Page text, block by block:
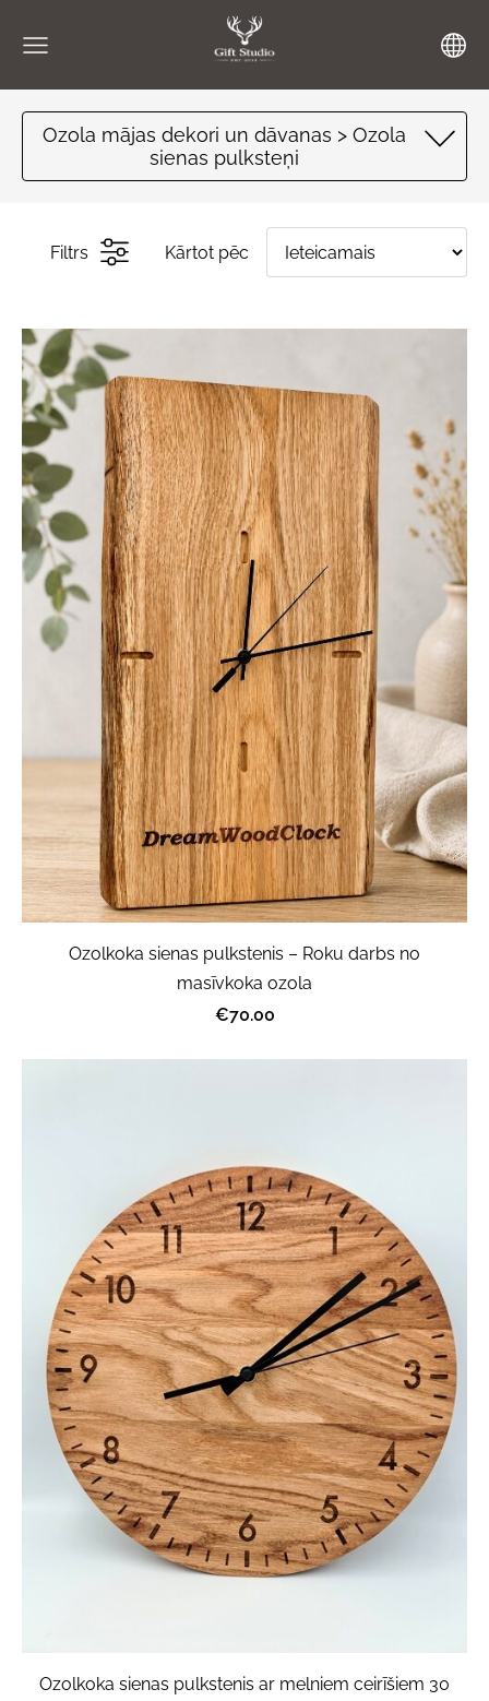
Ozola mājas dekori un dāvanas > Ozola
sienas pulksteņi
Filtrs Kārtot pēc
Ozolkoka sienas pulkstenis – Roku darbs no
masīvkoka ozola
€70.00
Ozolkoka sienas pulkstenis ar melniem ceirīšiem 30